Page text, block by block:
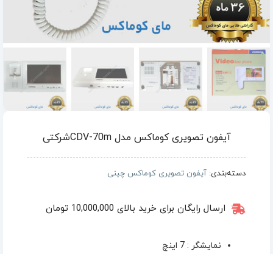
آیفون تصویری کوماکس مدل CDV-70mشرکتی
دسته‌بندی: آیفون تصویری کوماکس چینی
ارسال رایگان برای خرید بالای 10,000,000 تومان
نمایشگر : 7 اینچ